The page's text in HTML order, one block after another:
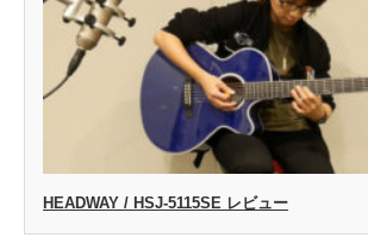
HEADWAY / HSJ-5115SE レビュー